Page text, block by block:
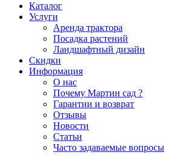
Каталог
Услуги
Аренда трактора
Посадка растений
Ландшафтный дизайн
Скидки
Информация
О нас
Почему Мартин сад ?
Гарантии и возврат
Отзывы
Новости
Статьи
Часто задаваемые вопросы